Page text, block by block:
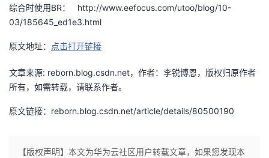
综合时使用BR： http://www.eefocus.com/utoo/blog/10-
03/185645_ed1e3.html
原文地址： 点击打开链接
文章来源: reborn.blog.csdn.net，作者：李锐博恩，版权归原作者
所有，如需转载，请联系作者。
原文链接：reborn.blog.csdn.net/article/details/80500190
【版权声明】本文为华为云社区用户转载文章，如果您发现本